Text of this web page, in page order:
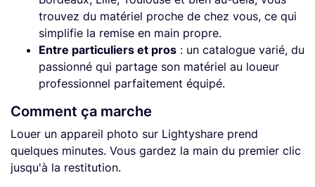
trouvez du matériel proche de chez vous, ce qui
simplifie la remise en main propre.
Entre particuliers et pros : un catalogue varié, du
passionné qui partage son matériel au loueur
professionnel parfaitement équipé.
Comment ça marche
Louer un appareil photo sur Lightyshare prend
quelques minutes. Vous gardez la main du premier clic
jusqu'à la restitution.